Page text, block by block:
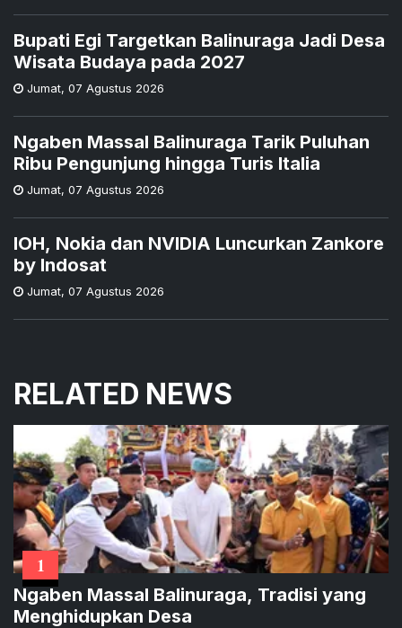
Bupati Egi Targetkan Balinuraga Jadi Desa
Wisata Budaya pada 2027
Jumat, 07 Agustus 2026
Ngaben Massal Balinuraga Tarik Puluhan
Ribu Pengunjung hingga Turis Italia
Jumat, 07 Agustus 2026
IOH, Nokia dan NVIDIA Luncurkan Zankore
by Indosat
Jumat, 07 Agustus 2026
RELATED NEWS
1
Ngaben Massal Balinuraga, Tradisi yang
Menghidupkan Desa